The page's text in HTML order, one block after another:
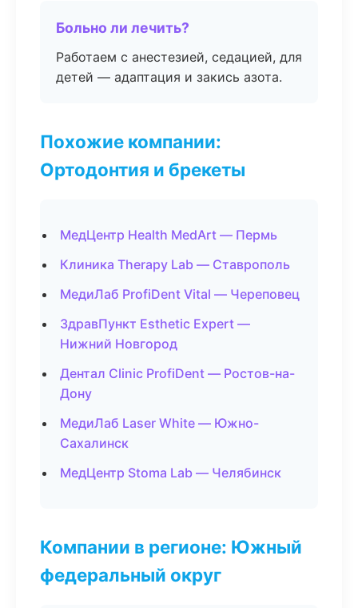
Больно ли лечить?
Работаем с анестезией, седацией, для
детей — адаптация и закись азота.
Похожие компании:
Ортодонтия и брекеты
МедЦентр Health MedArt — Пермь
Клиника Therapy Lab — Ставрополь
МедиЛаб ProfiDent Vital — Череповец
ЗдравПункт Esthetic Expert —
Нижний Новгород
Дентал Clinic ProfiDent — Ростов-на-
Дону
МедиЛаб Laser White — Южно-
Сахалинск
МедЦентр Stoma Lab — Челябинск
Компании в регионе: Южный
федеральный округ